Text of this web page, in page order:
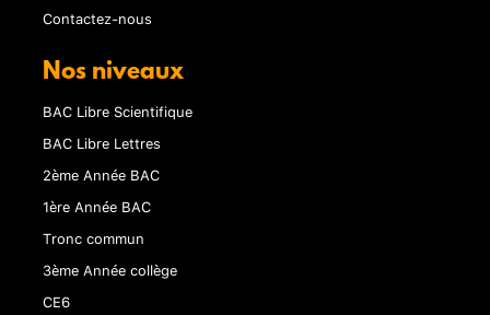
Contactez-nous
Nos niveaux
BAC Libre Scientifique
BAC Libre Lettres
2ème Année BAC
1ère Année BAC
Tronc commun
3ème Année collège
CE6